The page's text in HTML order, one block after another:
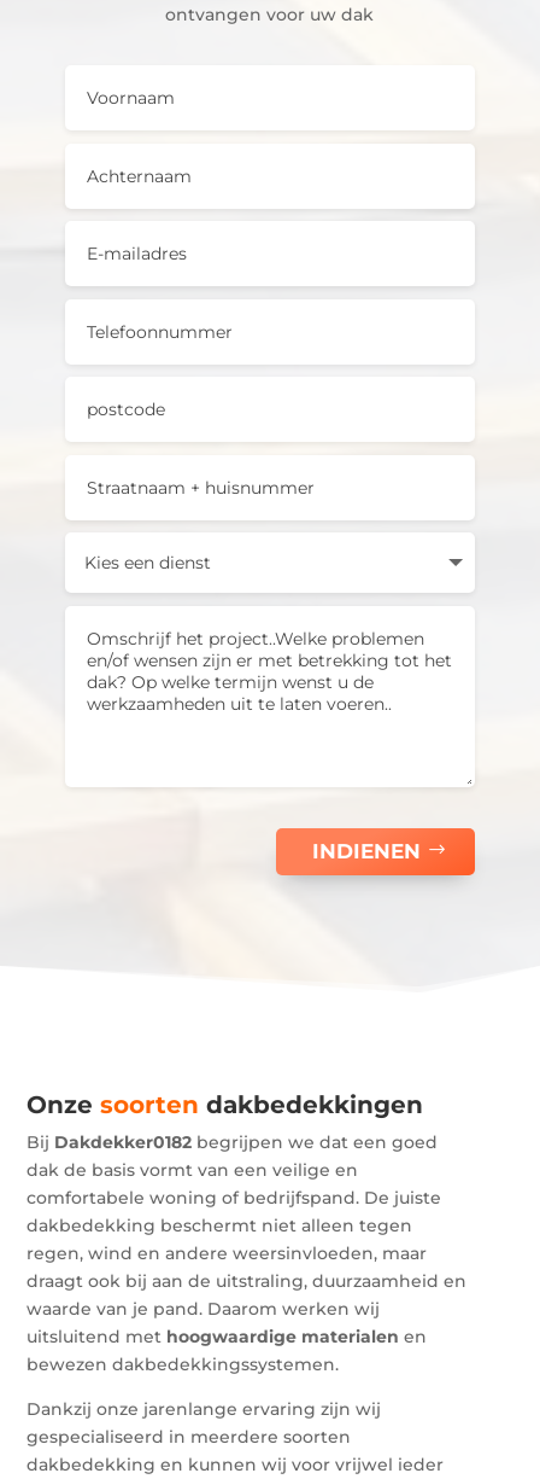
ontvangen voor uw dak
INDIENEN
Onzesoorten dakbedekkingen
Bij Dakdekker0182 begrijpen we dat een goed
dak de basis vormt van een veilige en
comfortabele woning of bedrijfspand. De juiste
dakbedekking beschermt niet alleen tegen
regen, wind en andere weersinvloeden, maar
draagt ook bij aan de uitstraling, duurzaamheid en
waarde van je pand. Daarom werken wij
uitsluitend met hoogwaardige materialen en
bewezen dakbedekkingssystemen.
Dankzij onze jarenlange ervaring zijn wij
gespecialiseerd in meerdere soorten
dakbedekking en kunnen wij voor vrijwel ieder